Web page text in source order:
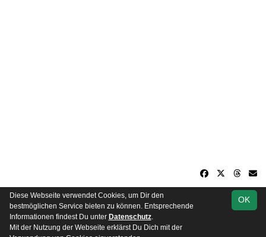
soccero.de
© 2006 - 2026
Besucherstatistik Kontakt Impressum
OK
Diese Webseite verwendet Cookies, um Dir den
bestmöglichen Service bieten zu können. Entsprechende
Informationen findest Du unter Datenschutz.
Mit der Nutzung der Webseite erklärst Du Dich mit der